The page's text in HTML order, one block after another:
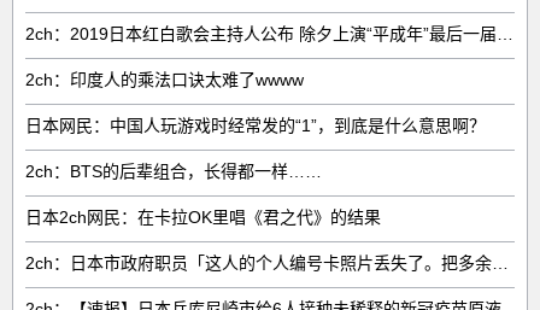
2ch：2019日本红白歌会主持人公布 除夕上演“平成年”最后一届红白
2ch：印度人的乘法口诀太难了wwww
日本网民：中国人玩游戏时经常发的“1”，到底是什么意思啊？
2ch：BTS的后辈组合，长得都一样……
日本2ch网民：在卡拉OK里唱《君之代》的结果
2ch：日本市政府职员「这人的个人编号卡照片丢失了。把多余的他人照片贴上去好了」